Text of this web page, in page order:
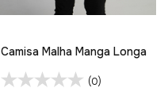
Camisa Malha Manga Longa
(0)